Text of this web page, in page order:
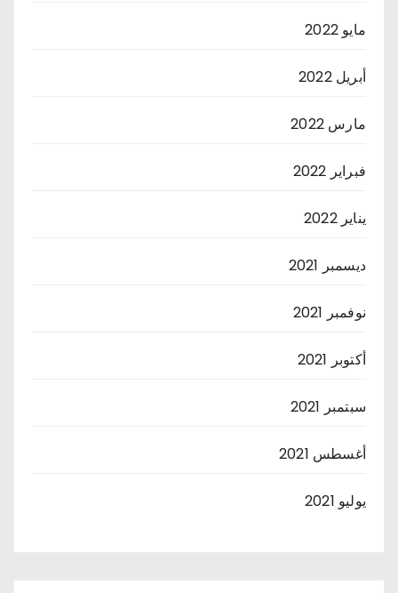
مايو 2022
أبريل 2022
مارس 2022
فبراير 2022
يناير 2022
ديسمبر 2021
نوفمبر 2021
أكتوبر 2021
سبتمبر 2021
أغسطس 2021
يوليو 2021